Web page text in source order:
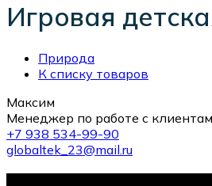
Игровая
Природа
К списку товаров
Максим
Менеджер по работе с
+7 938 534-99-90
globaltek_23@mail.ru